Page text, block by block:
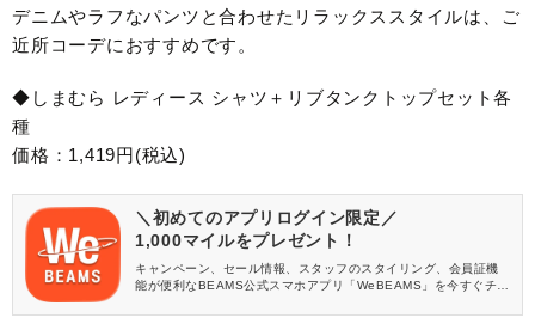
デニムやラフなパンツと合わせたリラックススタイルは、ご
近所コーデにおすすめです。
◆しまむら レディース シャツ＋リブタンクトップセット各
種
価格：1,419円(税込)
＼初めてのアプリログイン限定／
1,000マイルをプレゼント！
キャンペーン、セール情報、スタッフのスタイリング、会員証機
能が便利なBEAMS公式スマホアプリ「WeBEAMS」を今すぐチェ